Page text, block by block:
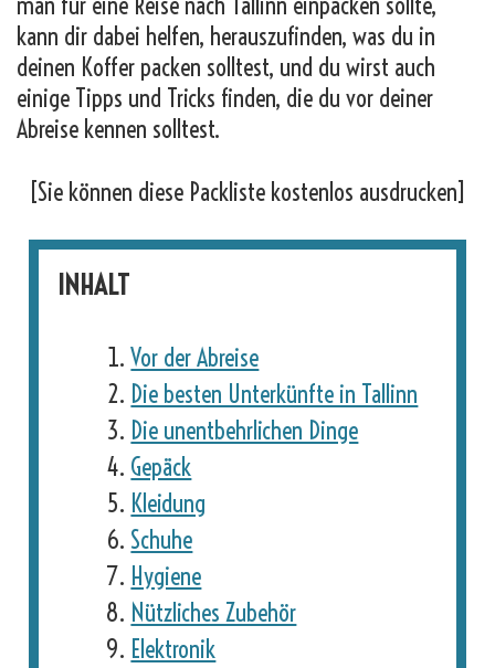
kann dir dabei helfen, herauszufinden, was du in
deinen Koffer packen solltest, und du wirst auch
einige Tipps und Tricks finden, die du vor deiner
Abreise kennen solltest.
[Sie können diese Packliste kostenlos ausdrucken]
INHALT
Vor der Abreise
Die besten Unterkünfte in Tallinn
Die unentbehrlichen Dinge
Gepäck
Kleidung
Schuhe
Hygiene
Nützliches Zubehör
Elektronik